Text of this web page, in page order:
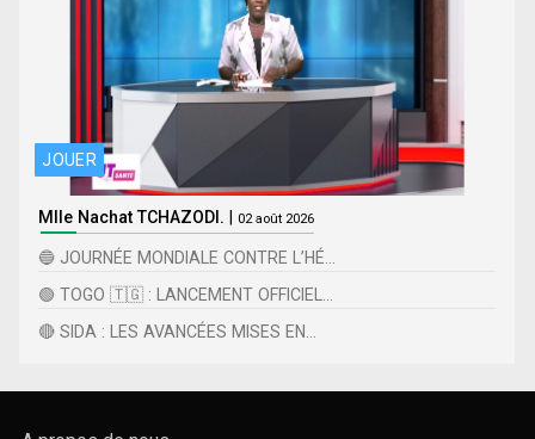
JOUER
Mlle Nachat TCHAZODI. | 02 août 2026
🔵 JOURNÉE MONDIALE CONTRE L’HÉ...
🟢 TOGO 🇹🇬 : LANCEMENT OFFICIEL...
🔴 SIDA : LES AVANCÉES MISES EN...